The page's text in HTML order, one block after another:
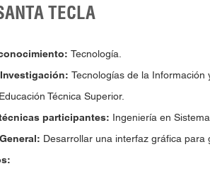
TECLA
Tecnología.
Tecnologías de la Información
Educación Técnica Superior.
participantes: Ingeniería en
Desarrollar una interfaz gráfica